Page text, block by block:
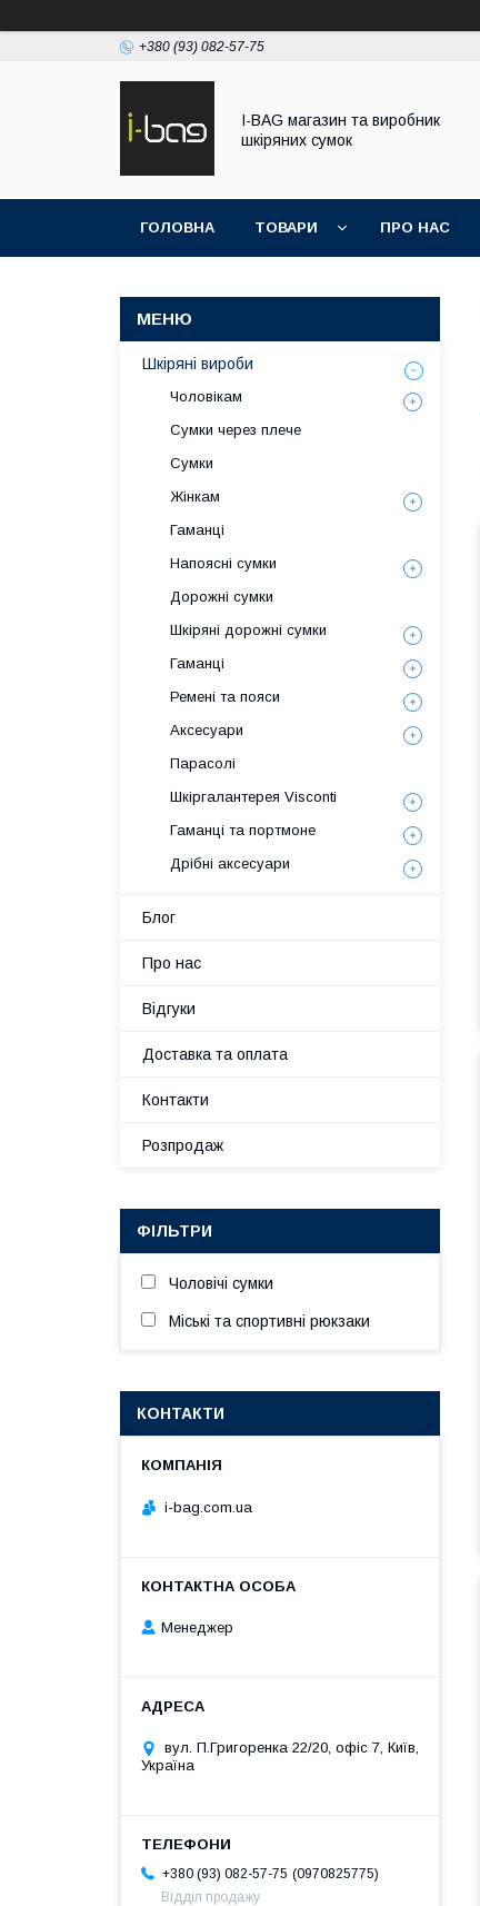
+380 (93) 082-57-75
I-BAG магазин та виробник
шкіряних сумок
ГОЛОВНА ТОВАРИ ПРО НАС
Шкіряні вироби
Чоловікам
Сумки через плече
Сумки
Жінкам
Гаманці
Напоясні сумки
Дорожні сумки
Шкіряні дорожні сумки
Гаманці
Ремені та пояси
Аксесуари
Парасолі
Шкіргалантерея Visconti
Гаманці та портмоне
Дрібні аксесуари
Блог
Про нас
Відгуки
Доставка та оплата
Контакти
Розпродаж
ФІЛЬТРИ
Чоловічі сумки
Міські та спортивні рюкзаки
КОНТАКТИ
i-bag.com.ua
Менеджер
вул. П.Григоренка 22/20, офіс 7, Київ,
Україна
+380 (93) 082-57-75
0970825775
Відділ продажу